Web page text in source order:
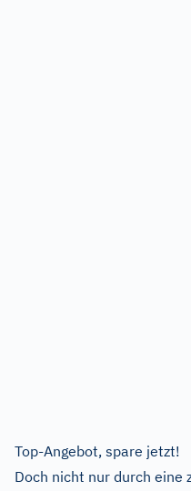
Top-Angebot, spare jetzt!
Doch nicht nur durch eine